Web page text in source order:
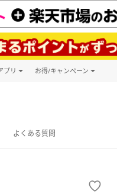
プリ お得/キャンペーン
よくある質問